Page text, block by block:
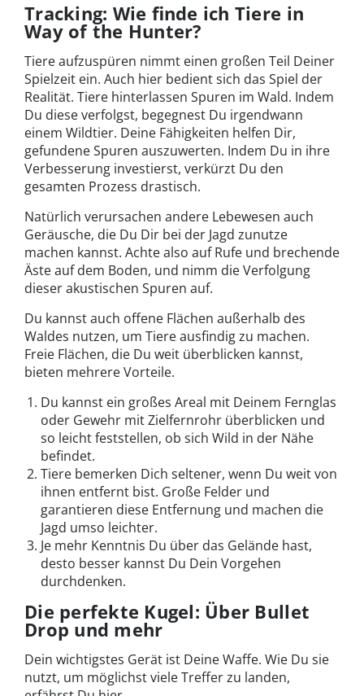
Tracking: Wie finde ich Tiere in
Way of the Hunter?
Tiere aufzuspüren nimmt einen großen Teil Deiner
Spielzeit ein. Auch hier bedient sich das Spiel der
Realität. Tiere hinterlassen Spuren im Wald. Indem
Du diese verfolgst, begegnest Du irgendwann
einem Wildtier. Deine Fähigkeiten helfen Dir,
gefundene Spuren auszuwerten. Indem Du in ihre
Verbesserung investierst, verkürzt Du den
gesamten Prozess drastisch.
Natürlich verursachen andere Lebewesen auch
Geräusche, die Du Dir bei der Jagd zunutze
machen kannst. Achte also auf Rufe und brechende
Äste auf dem Boden, und nimm die Verfolgung
dieser akustischen Spuren auf.
Du kannst auch offene Flächen außerhalb des
Waldes nutzen, um Tiere ausfindig zu machen.
Freie Flächen, die Du weit überblicken kannst,
bieten mehrere Vorteile.
Du kannst ein großes Areal mit Deinem Fernglas
oder Gewehr mit Zielfernrohr überblicken und
so leicht feststellen, ob sich Wild in der Nähe
befindet.
Tiere bemerken Dich seltener, wenn Du weit von
ihnen entfernt bist. Große Felder und
garantieren diese Entfernung und machen die
Jagd umso leichter.
Je mehr Kenntnis Du über das Gelände hast,
desto besser kannst Du Dein Vorgehen
durchdenken.
Die perfekte Kugel: Über Bullet
Drop und mehr
Dein wichtigstes Gerät ist Deine Waffe. Wie Du sie
nutzt, um möglichst viele Treffer zu landen,